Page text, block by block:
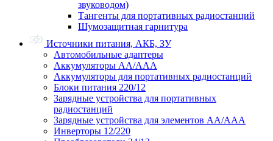
звуководом)
Тангенты для портативных радиостанций
Шумозащитная гарнитура
Источники питания, АКБ, ЗУ
Автомобильные адаптеры
Аккумуляторы АА/ААА
Аккумуляторы для портативных радиостанций
Блоки питания 220/12
Зарядные устройства для портативных
радиостанций
Зарядные устройства для элементов АА/ААА
Инверторы 12/220